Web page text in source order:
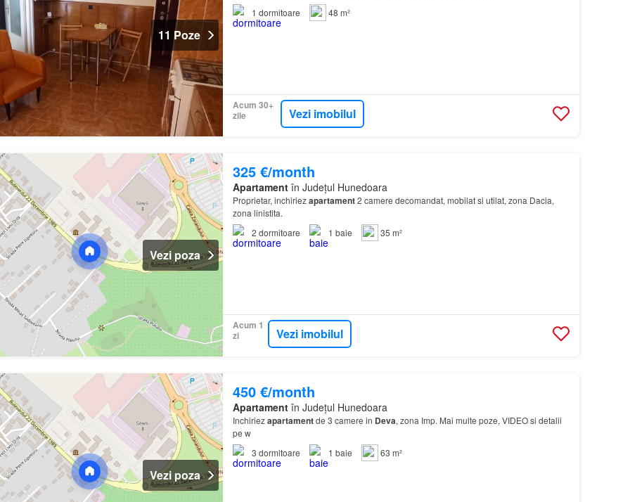
11 Poze
1 dormitoare 48 m²
Acum 30+
zile
Vezi imobilul
Vezi poza
325 €/month
Apartamentîn Județul Hunedoara
Proprietar, inchiriezapartament2 camere decomandat, mobilat si utilat, zona Dacia,
zona linistita.
2 dormitoare 1 baie 35 m²
Acum 1
zi
Vezi imobilul
Vezi poza
450 €/month
Apartamentîn Județul Hunedoara
Inchiriezapartamentde 3 camere in Deva, zona Imp. Mai multe poze, VIDEO si detalii
pe w
3 dormitoare 1 baie 63 m²